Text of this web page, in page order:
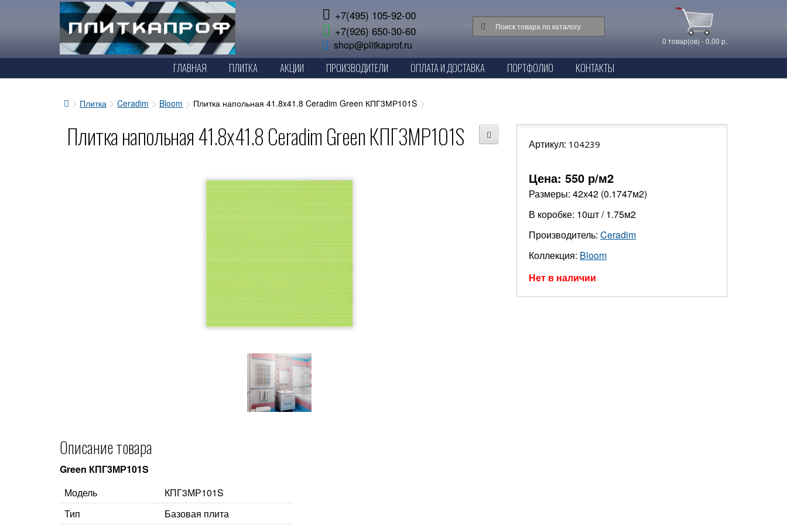
+7(495) 105-92-00
+7(926) 650-30-60
shop@plitkaprof.ru 0 товар(ов) - 0,00 р.
ГЛАВНАЯ ПЛИТКА АКЦИИ ПРОИЗВОДИТЕЛИ ОПЛАТА И ДОСТАВКА ПОРТФОЛИО КОНТАКТЫ
Плитка Ceradim Bloom Плитка напольная 41.8x41.8 Ceradim Green КПГ3МР101S
Плитка напольная 41.8x41.8 Ceradim Green КПГ3МР101S
Описание товара
Green КПГ3МР101S
Модель
КПГ3МР101S
Тип
Базовая плита
Артикул: 104239
Цена: 550 р/м2
Размеры: 42х42 (0.1747м2)
В коробке: 10шт / 1.75м2
Производитель: Ceradim
Коллекция: Bloom
Нет в наличии